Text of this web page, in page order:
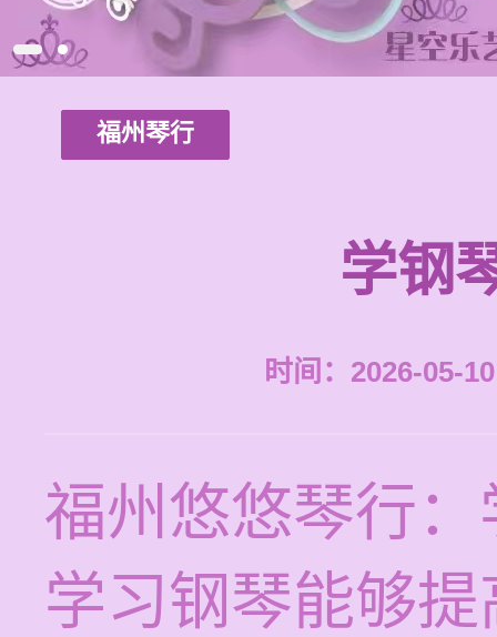
福州琴行
学钢
时间：2026-05-
福州悠悠琴行
学习钢琴能够